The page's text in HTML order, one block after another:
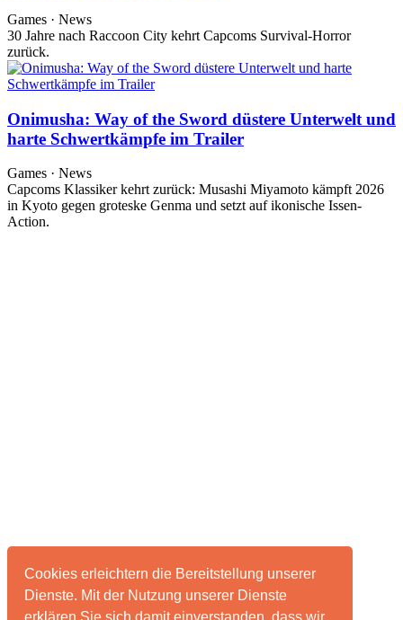
Cookies erleichtern die Bereitstellung unserer
Dienste. Mit der Nutzung unserer Dienste
erklären Sie sich damit einverstanden, dass wir
Games · News
30 Jahre nach Raccoon City kehrt Capcoms Survival-Horror
zurück.
Onimusha: Way of the Sword düstere Unterwelt und
harte Schwertkämpfe im Trailer
Games · News
Capcoms Klassiker kehrt zurück: Musashi Miyamoto kämpft 2026
in Kyoto gegen groteske Genma und setzt auf ikonische Issen-
Action.